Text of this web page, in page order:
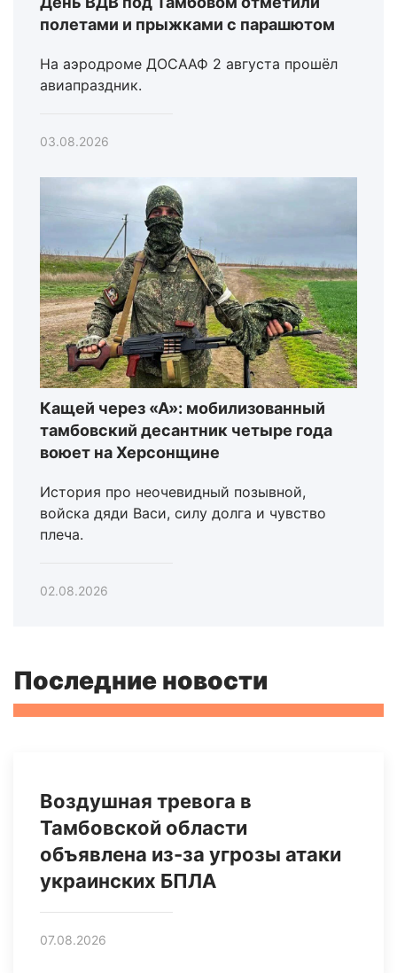
полетами и прыжками с парашютом
На аэродроме ДОСААФ 2 августа прошёл
авиапраздник.
03.08.2026
Кащей через «А»: мобилизованный
тамбовский десантник четыре года
воюет на Херсонщине
История про неочевидный позывной,
войска дяди Васи, силу долга и чувство
плеча.
02.08.2026
Последние новости
Воздушная тревога в
Тамбовской области
объявлена из-за угрозы атаки
украинских БПЛА
07.08.2026